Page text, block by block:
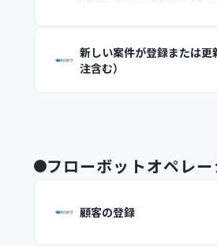
新しい案件が登録または更
注含む）
フローボットオペレ
顧客の登録